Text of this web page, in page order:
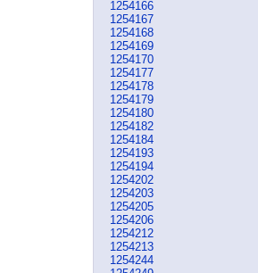
1254166
1254167
1254168
1254169
1254170
1254177
1254178
1254179
1254180
1254182
1254184
1254193
1254194
1254202
1254203
1254205
1254206
1254212
1254213
1254244